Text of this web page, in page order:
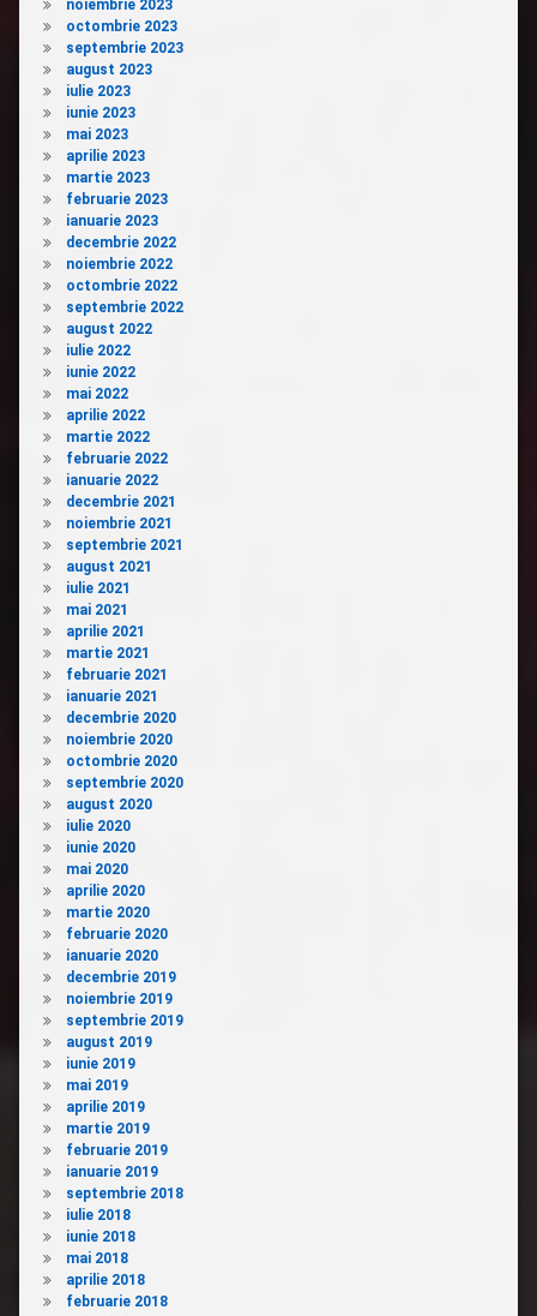
noiembrie 2023
octombrie 2023
septembrie 2023
august 2023
iulie 2023
iunie 2023
mai 2023
aprilie 2023
martie 2023
februarie 2023
ianuarie 2023
decembrie 2022
noiembrie 2022
octombrie 2022
septembrie 2022
august 2022
iulie 2022
iunie 2022
mai 2022
aprilie 2022
martie 2022
februarie 2022
ianuarie 2022
decembrie 2021
noiembrie 2021
septembrie 2021
august 2021
iulie 2021
mai 2021
aprilie 2021
martie 2021
februarie 2021
ianuarie 2021
decembrie 2020
noiembrie 2020
octombrie 2020
septembrie 2020
august 2020
iulie 2020
iunie 2020
mai 2020
aprilie 2020
martie 2020
februarie 2020
ianuarie 2020
decembrie 2019
noiembrie 2019
septembrie 2019
august 2019
iunie 2019
mai 2019
aprilie 2019
martie 2019
februarie 2019
ianuarie 2019
septembrie 2018
iulie 2018
iunie 2018
mai 2018
aprilie 2018
februarie 2018